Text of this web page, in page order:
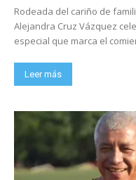
Rodeada del cariño de
Alejandra Cruz Vázquez
especial que marca el
Leer más